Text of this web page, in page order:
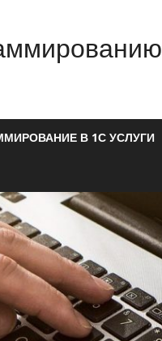
В 1С УСЛУГИ